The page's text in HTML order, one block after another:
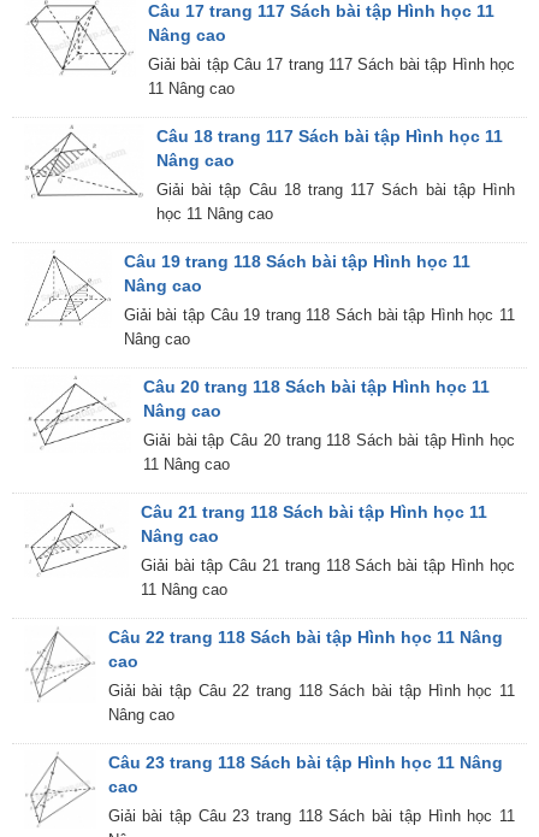
Câu 17 trang 117 Sách bài tập Hình học 11
Nâng cao
Giải bài tập Câu 17 trang 117 Sách bài tập Hình học
11 Nâng cao
Câu 18 trang 117 Sách bài tập Hình học 11
Nâng cao
Giải bài tập Câu 18 trang 117 Sách bài tập Hình
học 11 Nâng cao
Câu 19 trang 118 Sách bài tập Hình học 11
Nâng cao
Giải bài tập Câu 19 trang 118 Sách bài tập Hình học 11
Nâng cao
Câu 20 trang 118 Sách bài tập Hình học 11
Nâng cao
Giải bài tập Câu 20 trang 118 Sách bài tập Hình học
11 Nâng cao
Câu 21 trang 118 Sách bài tập Hình học 11
Nâng cao
Giải bài tập Câu 21 trang 118 Sách bài tập Hình học
11 Nâng cao
Câu 22 trang 118 Sách bài tập Hình học 11 Nâng
cao
Giải bài tập Câu 22 trang 118 Sách bài tập Hình học 11
Nâng cao
Câu 23 trang 118 Sách bài tập Hình học 11 Nâng
cao
Giải bài tập Câu 23 trang 118 Sách bài tập Hình học 11